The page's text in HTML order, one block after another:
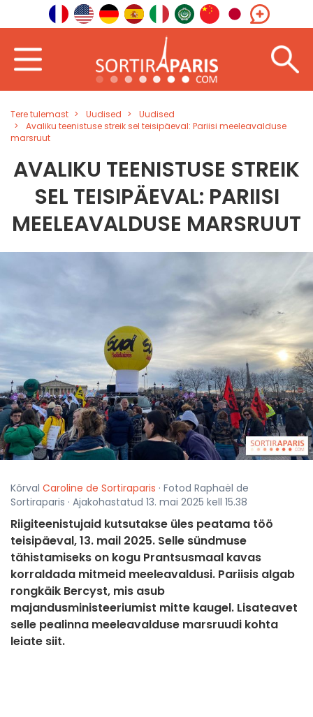
Tere tulemast Uudised
Uudised
Avaliku teenistuse streik sel teisipäeval: Pariisi meeleavalduse
marsruut
AVALIKU TEENISTUSE STREIK
SEL TEISIPÄEVAL: PARIISI
MEELEAVALDUSE MARSRUUT
Kõrval Caroline de Sortiraparis · Fotod Raphaël de
Sortiraparis · Ajakohastatud 13. mai 2025 kell 15.38
Riigiteenistujaid kutsutakse üles peatama töö
teisipäeval, 13. mail 2025. Selle sündmuse
tähistamiseks on kogu Prantsusmaal kavas
korraldada mitmeid meeleavaldusi. Pariisis algab
rongkäik Bercyst, mis asub
majandusministeeriumist mitte kaugel. Lisateavet
selle pealinna meeleavalduse marsruudi kohta
leiate siit.